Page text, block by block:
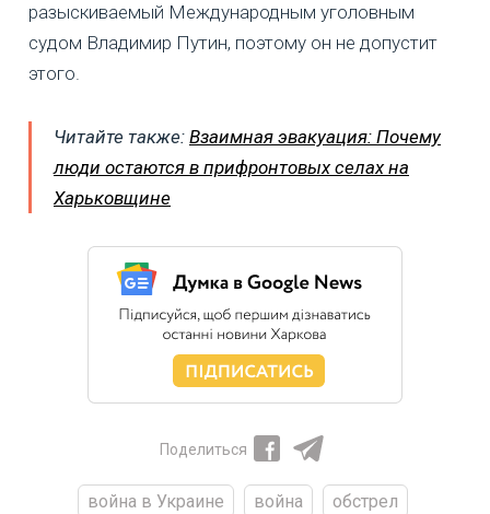
разыскиваемый Международным уголовным
судом Владимир Путин, поэтому он не допустит
этого.
Читайте также: Взаимная эвакуация: Почему
люди остаются в прифронтовых селах на
Харьковщине
Поделиться
война в Украине война
обстрел